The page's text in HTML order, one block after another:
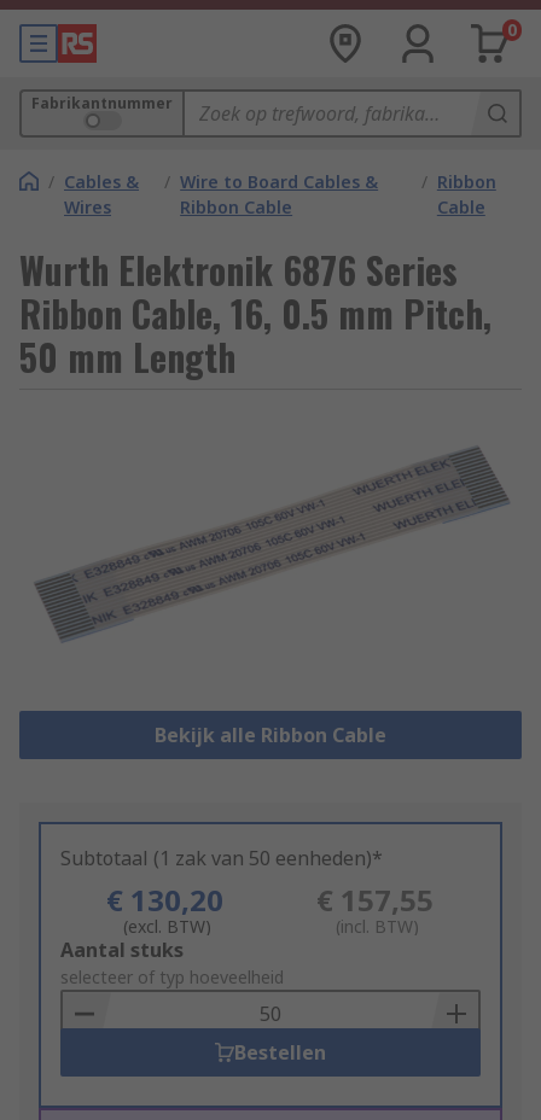
0
Fabrikantnummer
/ Cables &
Wires
/ Wire to Board Cables &
Ribbon Cable
/ Ribbon
Cable
Wurth Elektronik 6876 Series
Ribbon Cable, 16, 0.5 mm Pitch,
50 mm Length
Bekijk alle Ribbon Cable
Subtotaal (1 zak van 50 eenheden)*
€ 130,20
(excl. BTW)
€ 157,55
(incl. BTW)
Add
to
Basket
Aantal stuks
selecteer of typ hoeveelheid
Bestellen